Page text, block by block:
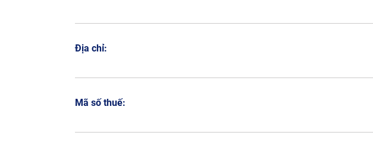
Địa chỉ:
Mã số thuế: